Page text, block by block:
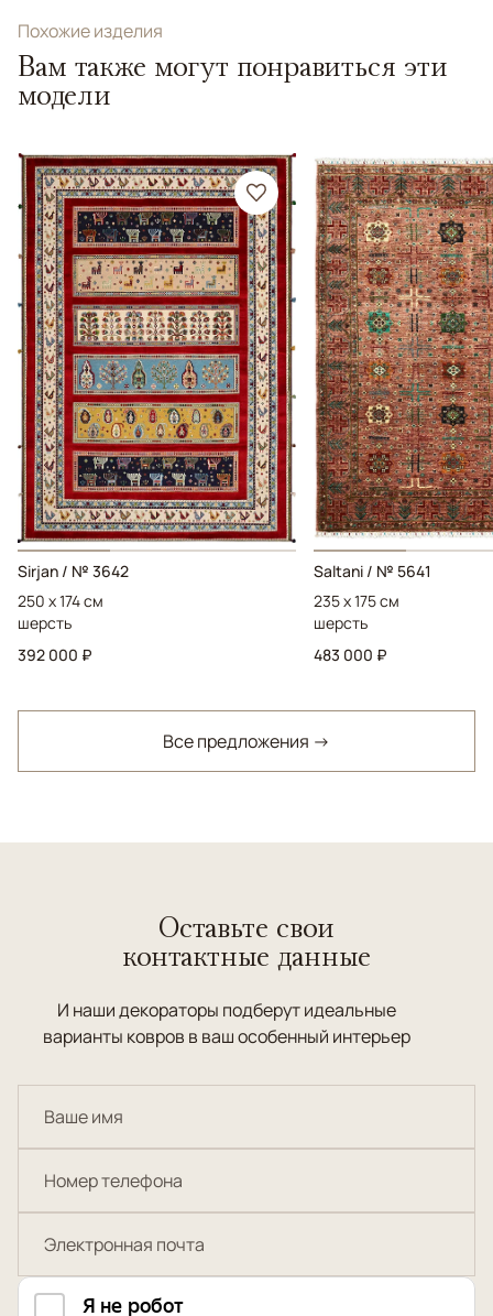
Похожие изделия
Вам также могут понравиться эти
модели
Sirjan / № 3642
250 x 174 см
шерсть
392 000 ₽
Saltani / № 5641
235 x 175 см
шерсть
483 000 ₽
Все предложения →
Оставьте свои
контактные данные
И наши декораторы подберут идеальные
варианты ковров в ваш особенный интерьер